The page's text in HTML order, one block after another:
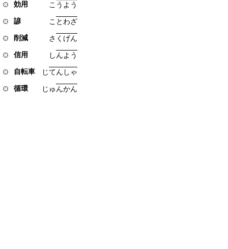
効用 こ う よ う
諺 こ と わざ
削減 さ く げん
信用 し んよ う
自転車 じてん し ゃ
循環 じ ゅ んかん